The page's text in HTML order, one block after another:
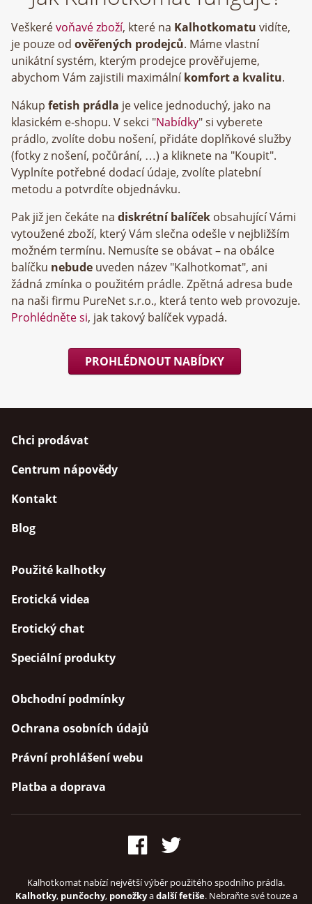
Veškerévoňavé zboží, které na Kalhotkomatu vidíte,
je pouze od ověřených prodejců. Máme vlastní
unikátní systém, kterým prodejce prověřujeme,
abychom Vám zajistili maximálníkomfort a kvalitu.
Nákup fetish prádla je velice jednoduchý, jako na
klasickém e-shopu. V sekci "Nabídky" si vyberete
prádlo, zvolíte dobu nošení, přidáte doplňkové služby
(fotky z nošení, počůrání, …) a kliknete na "Koupit".
Vyplníte potřebné dodací údaje, zvolíte platební
metodu a potvrdíte objednávku.
Pak již jen čekáte na diskrétní balíček obsahující Vámi
vytoužené zboží, který Vám slečna odešle v nejbližším
možném termínu. Nemusíte se obávat – na obálce
balíčku nebude uveden název "Kalhotkomat", ani
žádná zmínka o použitém prádle. Zpětná adresa bude
na naši firmu
, která tento web provozuje.
Prohlédněte si, jak takový balíček vypadá.
PROHLÉDNOUT NABÍDKY
Chci prodávat
Centrum nápovědy
Kontakt
Blog
Použité kalhotky
Erotická videa
Erotický chat
Speciální produkty
Obchodní podmínky
Ochrana osobních údajů
Právní prohlášení webu
Platba a doprava
Kalhotkomat nabízí největší výběr použitého spodního prádla.
Kalhotky, punčochy, ponožkyadalší fetiše. Nebraňte své touze a